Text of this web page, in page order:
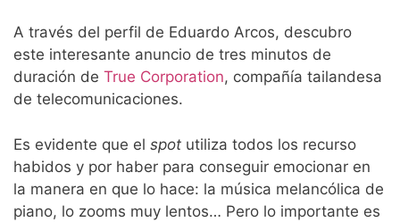
A través del perfil de Eduardo Arcos, descubro
este interesante anuncio de tres minutos de
duración de True Corporation, compañía tailandesa
de telecomunicaciones.
Es evidente que el spot utiliza todos los recurso
habidos y por haber para conseguir emocionar en
la manera en que lo hace: la música melancólica de
piano, lo zooms muy lentos… Pero lo importante es